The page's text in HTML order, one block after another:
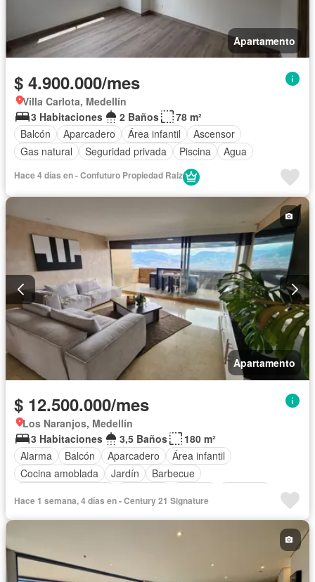
Apartamento
$ 4.900.000/mes
Villa Carlota, Medellín
3 Habitaciones
2 Baños
78 m²
Balcón
Aparcadero Área infantil
Ascensor
Gas natural
Seguridad privada Piscina Agua
Hace 4 días en - Confuturo Propiedad Raiz
Apartamento
$ 12.500.000/mes
Los Naranjos, Medellín
3 Habitaciones
3,5 Baños
180 m²
Alarma
Balcón Aparcadero
Área infantil
Cocina amoblada
Jardín
Barbecue
Gas natural
Vista panorámica
Sauna
Hace 1 semana, 4 días en - Century 21 Signature